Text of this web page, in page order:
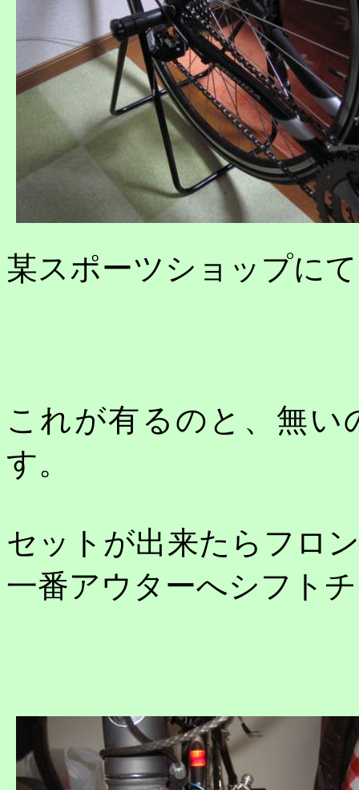
某スポーツショップにて
これが有るのと、無い
す。
セットが出来たらフロ
一番アウターへシフト